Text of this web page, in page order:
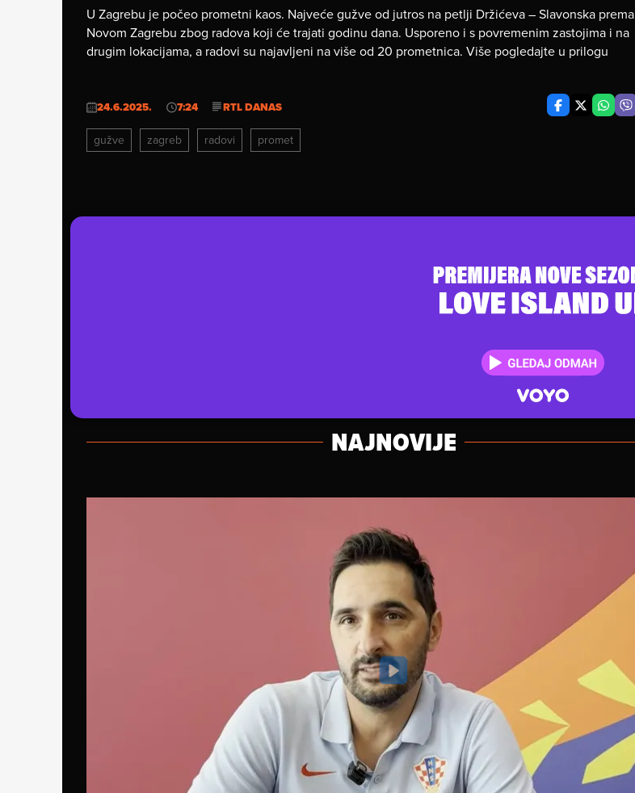
U Zagrebu je počeo prometni kaos. Najveće gužve od jutros na petlji Držićeva – Slavonska prema
Novom Zagrebu zbog radova koji će trajati godinu dana. Usporeno i s povremenim zastojima i na
drugim lokacijama, a radovi su najavljeni na više od 20 prometnica. Više pogledajte u prilogu
24.6.2025. 7:24 RTL DANAS
gužve zagreb radovi promet
NAJNOVIJE